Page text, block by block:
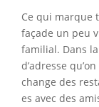
Ce qui marque
façade un peu
familial. Dans
d’adresse
change des
es avec des